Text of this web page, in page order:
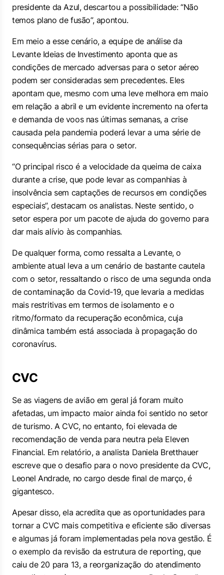
presidente da Azul, descartou a possibilidade: “Não
temos plano de fusão”, apontou.
Em meio a esse cenário, a equipe de análise da
Levante Ideias de Investimento aponta que as
condições de mercado adversas para o setor aéreo
podem ser consideradas sem precedentes. Eles
apontam que, mesmo com uma leve melhora em maio
em relação a abril e um evidente incremento na oferta
e demanda de voos nas últimas semanas, a crise
causada pela pandemia poderá levar a uma série de
consequências sérias para o setor.
“O principal risco é a velocidade da queima de caixa
durante a crise, que pode levar as companhias à
insolvência sem captações de recursos em condições
especiais”, destacam os analistas. Neste sentido, o
setor espera por um pacote de ajuda do governo para
dar mais alívio às companhias.
De qualquer forma, como ressalta a Levante, o
ambiente atual leva a um cenário de bastante cautela
com o setor, ressaltando o risco de uma segunda onda
de contaminação da Covid-19, que levaria a medidas
mais restritivas em termos de isolamento e o
ritmo/formato da recuperação econômica, cuja
dinâmica também está associada à propagação do
coronavírus.
CVC
Se as viagens de avião em geral já foram muito
afetadas, um impacto maior ainda foi sentido no setor
de turismo. A CVC, no entanto, foi elevada de
recomendação de venda para neutra pela Eleven
Financial. Em relatório, a analista Daniela Bretthauer
escreve que o desafio para o novo presidente da CVC,
Leonel Andrade, no cargo desde final de março, é
gigantesco.
Apesar disso, ela acredita que as oportunidades para
tornar a CVC mais competitiva e eficiente são diversas
e algumas já foram implementadas pela nova gestão. É
o exemplo da revisão da estrutura de reporting, que
caiu de 20 para 13, a reorganização do atendimento